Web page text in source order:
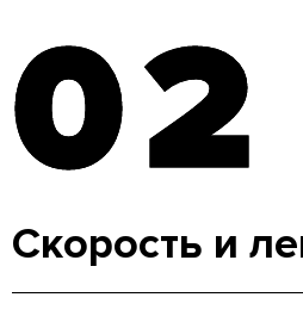
02
02
Скорость и